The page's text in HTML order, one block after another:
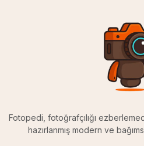
Fotopedi, fotoğrafçılığı
hazırlanmış modern ve